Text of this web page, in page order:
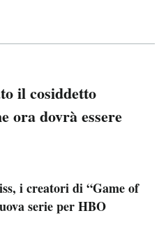
il cosiddetto
ora dovrà essere
i creatori di “Game of
serie per HBO